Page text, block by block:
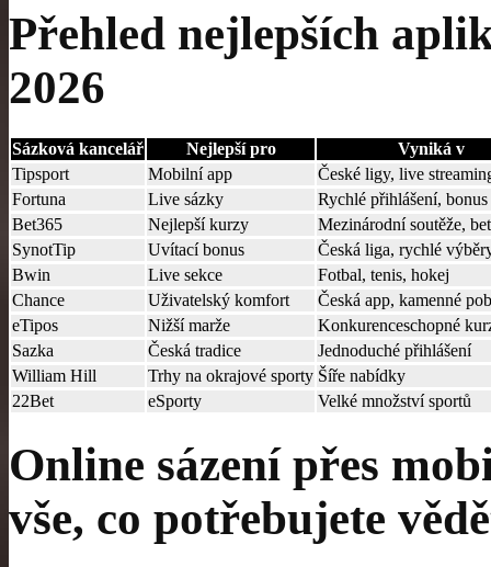
Přehled nejlepších
2026
Sázková kancelář Nejlepší pro
Vyniká v
Tipsport
Mobilní app
České ligy, live
Fortuna
Live sázky
Rychlé přihlášení, bonus
Bet365
Nejlepší kurzy
Mezinárodní soutěže,
SynotTip
Uvítací bonus
Česká liga, rychlé
Bwin
Live sekce
Fotbal, tenis, hokej
Chance
Uživatelský komfort
Česká app, kamenné
eTipos
Nižší marže
Konkurenceschopné
Sazka
Česká tradice
Jednoduché přihlášení
William Hill
Trhy na okrajové sporty Šíře nabídky
22Bet
eSporty Velké množství sportů
Online sázení přes
vše, co potřebujete